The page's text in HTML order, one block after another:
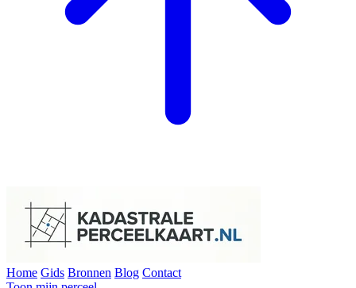
Home Gids Bronnen Blog Contact